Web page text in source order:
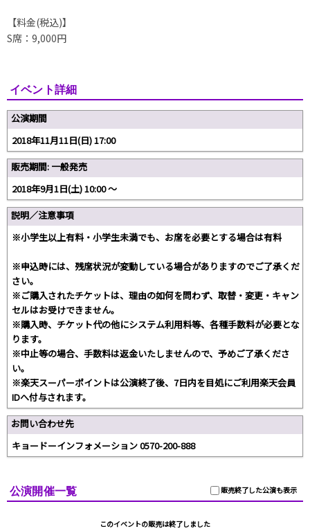
【料金(税込)】
S席：9,000円
イベント詳細
公演期間
2018年11月11日(日) 17:00
販売期間: 一般発売
2018年9月1日(土) 10:00 〜
説明／注意事項
※小学生以上有料・小学生未満でも、お席を必要とする場合は有料
※申込時には、残席状況が変動している場合がありますのでご了承くだ
さい。
※ご購入されたチケットは、理由の如何を問わず、取替・変更・キャン
セルはお受けできません。
※購入時、チケット代の他にシステム利用料等、各種手数料が必要とな
ります。
※中止等の場合、手数料は返金いたしませんので、予めご了承くださ
い。
※楽天スーパーポイントは公演終了後、7日内を目処にご利用楽天会員
IDへ付与されます。
お問い合わせ先
キョードーインフォメーション 0570-200-888
販売終了した公演も表示
公演開催一覧
このイベントの販売は終了しました